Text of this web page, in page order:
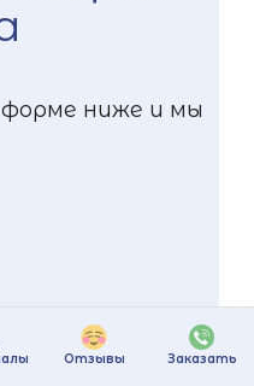
Отзывы Заказать
ниже и мы